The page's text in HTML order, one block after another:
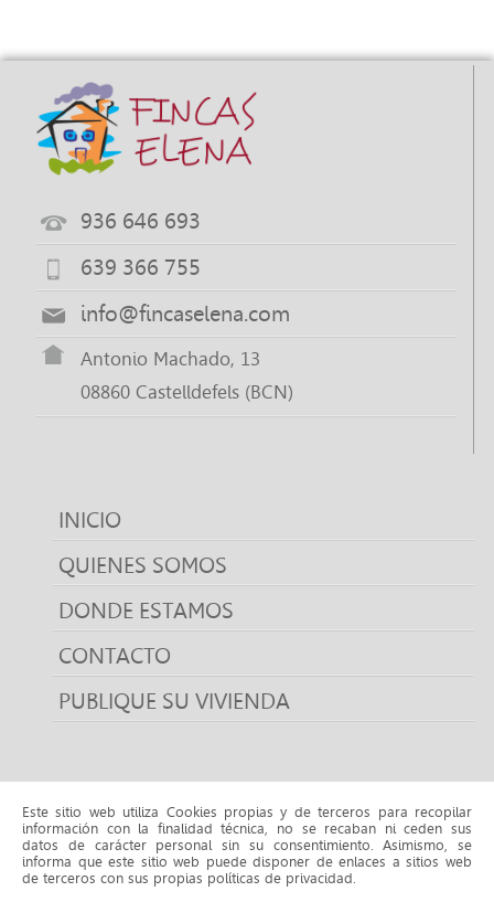
936 646 693
639 366 755
info@fincaselena.com
Antonio Machado, 13
08860 Castelldefels (BCN)
INICIO
QUIENES SOMOS
DONDE ESTAMOS
CONTACTO
PUBLIQUE SU VIVIENDA
VENTA propiedades
VENTA propiedades CASTELLDEFELS
VENTA propiedades
CUBELLES
VENTA propiedades LA POBLA DE CLARAMUNT
Este sitio web utiliza Cookies propias y de terceros para recopilar
información con la finalidad técnica, no se recaban ni ceden sus
datos de carácter personal sin su consentimiento. Asimismo, se
informa que este sitio web puede disponer de enlaces a sitios web
de terceros con sus propias políticas de privacidad.